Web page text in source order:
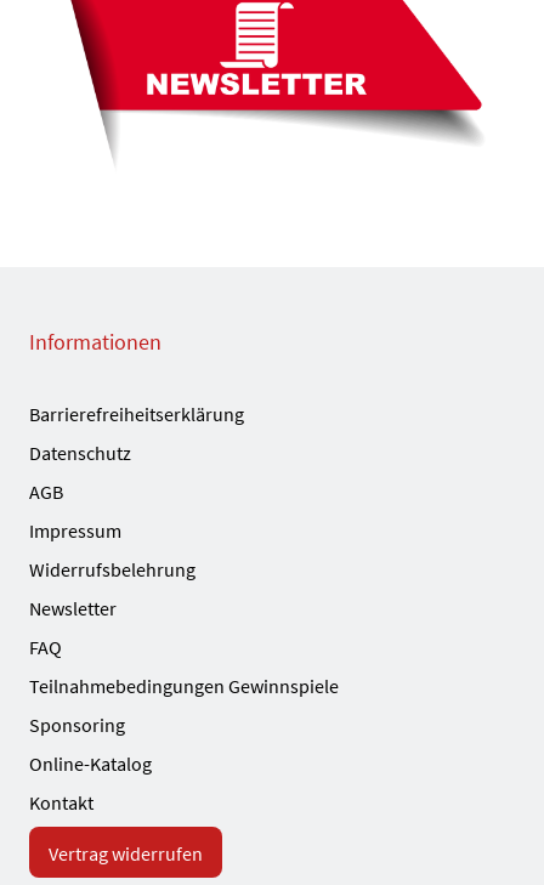
Informationen
Barrierefreiheitserklärung
Datenschutz
AGB
Impressum
Widerrufsbelehrung
Newsletter
FAQ
Teilnahmebedingungen Gewinnspiele
Sponsoring
Online-Katalog
Kontakt
Vertrag widerrufen